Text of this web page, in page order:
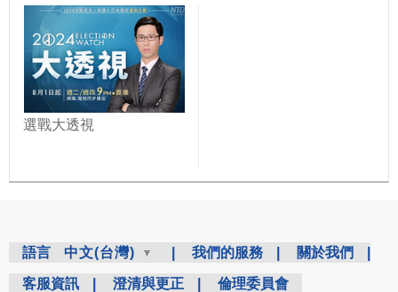
選戰大透視
語言 中文(台灣) 我們的服務 關於我們
客服資訊 澄清與更正 倫理委員會